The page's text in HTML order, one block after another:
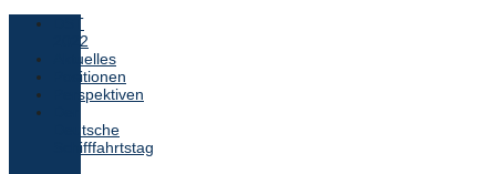
DST
2022
Aktuelles
Positionen
Perspektiven
Deutsche
Schifffahrtstag